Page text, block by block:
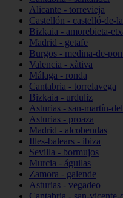
Alicante - torrevieja
Castellón - castelló-de-
Bizkaia - amorebieta-
Madrid - getafe
Burgos - medina-de-
Valencia - xàtiva
Málaga - ronda
Cantabria - torrelavega
Bizkaia - urduliz
Asturias - san-martín-
Asturias - proaza
Madrid - alcobendas
Illes-balears - ibiza
Sevilla - bormujos
Murcia - águilas
Zamora - galende
Asturias - vegadeo
Cantabria - san-vicente-